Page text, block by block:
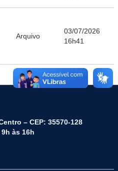
Arquivo
03/07/2026
16h41
– CEP: 35570-128
às 16h